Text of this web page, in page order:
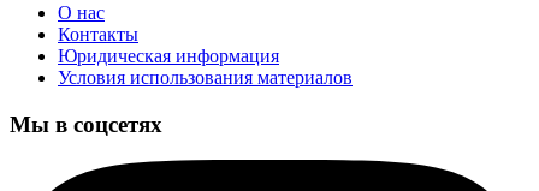
О нас
Контакты
Юридическая информация
Условия использования материалов
Мы в соцсетях